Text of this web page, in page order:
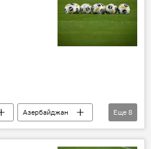
Азербайджан
Развитие
Еще 8